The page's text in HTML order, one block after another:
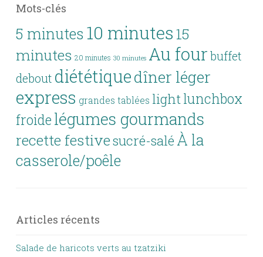
Mots-clés
5 minutes 10 minutes15
minutes 20 minutes 30 minutes Au fourbuffet
debout diététiquedîner léger
express grandes tablées light lunchbox
froide légumes gourmands
recette festivesucré-salé À la
casserole/poêle
Articles récents
Salade de haricots verts au tzatziki